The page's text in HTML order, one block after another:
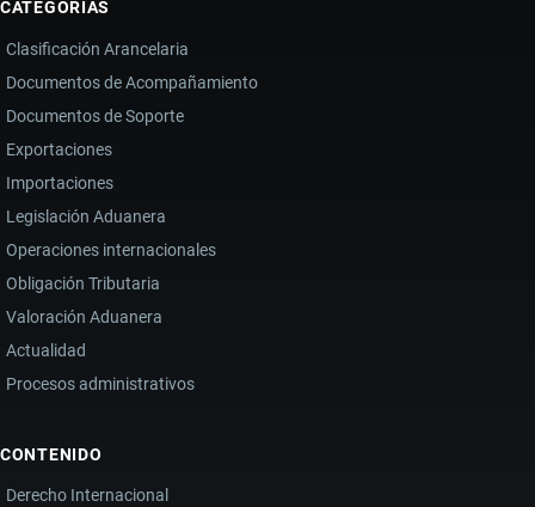
CATEGORÍAS
Clasificación Arancelaria
Documentos de Acompañamiento
Documentos de Soporte
Exportaciones
Importaciones
Legislación Aduanera
Operaciones internacionales
Obligación Tributaria
Valoración Aduanera
Actualidad
Procesos administrativos
CONTENIDO
Derecho Internacional